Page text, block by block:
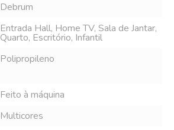
Debrum
Entrada Hall, Home TV, Sala de Jantar,
Quarto, Escritório, Infantil
Polipropileno
Feito à máquina
Multicores